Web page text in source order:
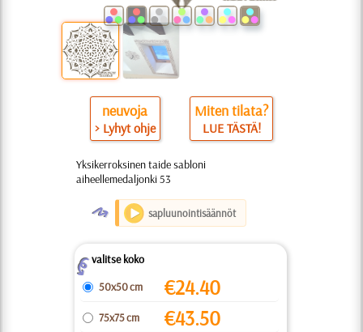
neuvoja
> Lyhyt ohje
Miten tilata?
LUE TÄSTÄ!
Yksikerroksinen taide sabloni
aiheellemedaljonki 53
O sapluunointisäännöt
Zvalitse koko
50x50 cm
€24.40
75x75 cm €43.50